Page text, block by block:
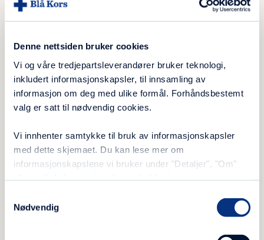
Denne nettsiden bruker cookies
Vi og våre tredjepartsleverandører bruker teknologi,
inkludert informasjonskapsler, til innsamling av
informasjon om deg med ulike formål. Forhåndsbestemt
valg er satt til nødvendig cookies.
Vi innhenter samtykke til bruk av informasjonskapsler
med dette skjemaet. Du kan lese mer om
informasjonskapslene vi bruker under "Detaljer", "Om"
Nødvendig
sammen om å spille inn en plate hvor
Blå Kors, kalt Steg for Steg.
1.100 publikummere
Kilden 22. februar, hvor vi har leid den store
konsertsalen, med plass til nærmere 1.100
publikummere, forteller Ronnie Jakobsen som
Henning Reme brukte et halvt år på å jobbe